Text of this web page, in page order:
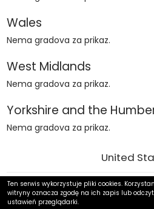
Wales
Nema gradova za prikaz.
West Midlands
Nema gradova za prikaz.
Yorkshire and the
Nema gradova za prikaz.
United
Alabama
Nema gradova za prikaz.
Ten serwis wykorzystuje pliki cookies.
witryny oznacza zgodę na ich zapis lub
ustawień przeglądarki.